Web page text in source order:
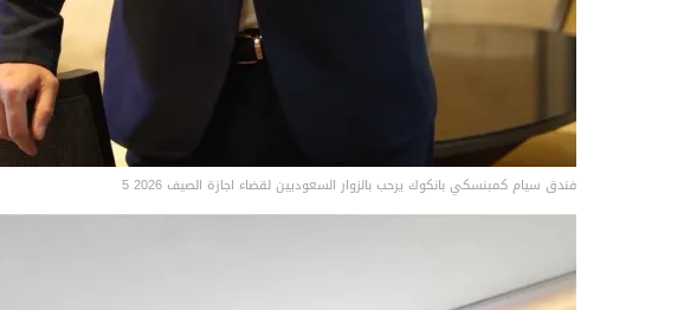
فندق سيام كمبنسكي بانكوك يرحب بالزوار السعوديين لقضاء اجازة الصيف 2026 5